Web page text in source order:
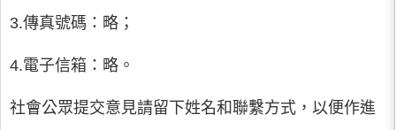
3.傳真號碼：略；
4.電子信箱：略。
社會公眾提交意見請留下姓名和聯繫方式，以便作進